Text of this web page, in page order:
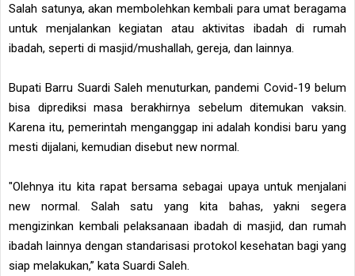
Salah satunya, akan membolehkan kembali para umat beragama
untuk menjalankan kegiatan atau aktivitas ibadah di rumah
ibadah, seperti di masjid/mushallah, gereja, dan lainnya.
Bupati Barru Suardi Saleh menuturkan, pandemi Covid-19 belum
bisa diprediksi masa berakhirnya sebelum ditemukan vaksin.
Karena itu, pemerintah menganggap ini adalah kondisi baru yang
mesti dijalani, kemudian disebut new normal.
"Olehnya itu kita rapat bersama sebagai upaya untuk menjalani
new normal. Salah satu yang kita bahas, yakni segera
mengizinkan kembali pelaksanaan ibadah di masjid, dan rumah
ibadah lainnya dengan standarisasi protokol kesehatan bagi yang
siap melakukan,” kata Suardi Saleh.